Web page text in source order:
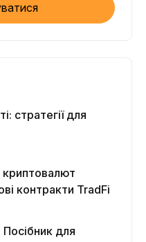
стратегії для
контракти TradFi
Посібник для